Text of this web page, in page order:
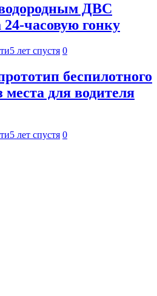
ДВС
часовую гонку
5 лет спустя 0
беспилотного
места для водителя
5 лет спустя 0